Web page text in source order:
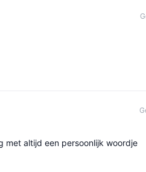
met altijd een persoonlijk woordje